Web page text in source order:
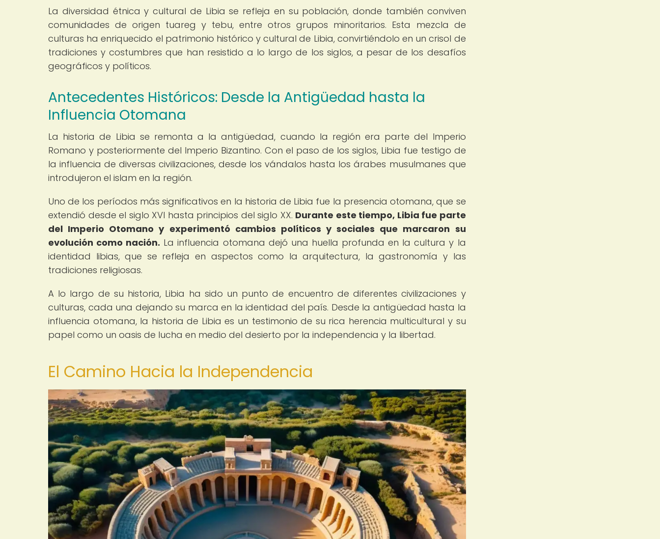
La diversidad étnica y cultural de Libia se refleja en su población, donde también conviven
comunidades de origen tuareg y tebu, entre otros grupos minoritarios. Esta mezcla de
culturas ha enriquecido el patrimonio histórico y cultural de Libia, convirtiéndolo en un crisol de
tradiciones y costumbres que han resistido a lo largo de los siglos, a pesar de los desafíos
geográficos y políticos.
Antecedentes Históricos: Desde la Antigüedad hasta la
Influencia Otomana
La historia de Libia se remonta a la antigüedad, cuando la región era parte del Imperio
Romano y posteriormente del Imperio Bizantino. Con el paso de los siglos, Libia fue testigo de
la influencia de diversas civilizaciones, desde los vándalos hasta los árabes musulmanes que
introdujeron el islam en la región.
Uno de los períodos más significativos en la historia de Libia fue la presencia otomana, que se
extendió desde el siglo XVI hasta principios del siglo XX. Durante este tiempo, Libia fue parte
del Imperio Otomano y experimentó cambios políticos y sociales que marcaron su
evolución como nación. La influencia otomana dejó una huella profunda en la cultura y la
identidad libias, que se refleja en aspectos como la arquitectura, la gastronomía y las
tradiciones religiosas.
A lo largo de su historia, Libia ha sido un punto de encuentro de diferentes civilizaciones y
culturas, cada una dejando su marca en la identidad del país. Desde la antigüedad hasta la
influencia otomana, la historia de Libia es un testimonio de su rica herencia multicultural y su
papel como un oasis de lucha en medio del desierto por la independencia y la libertad.
El Camino Hacia la Independencia